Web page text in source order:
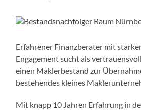
Erfahrener Finanzberater mit
Engagement sucht als
einen Maklerbestand zur
bestehendes kleines
Mit knapp 10 Jahren Erfahrung in